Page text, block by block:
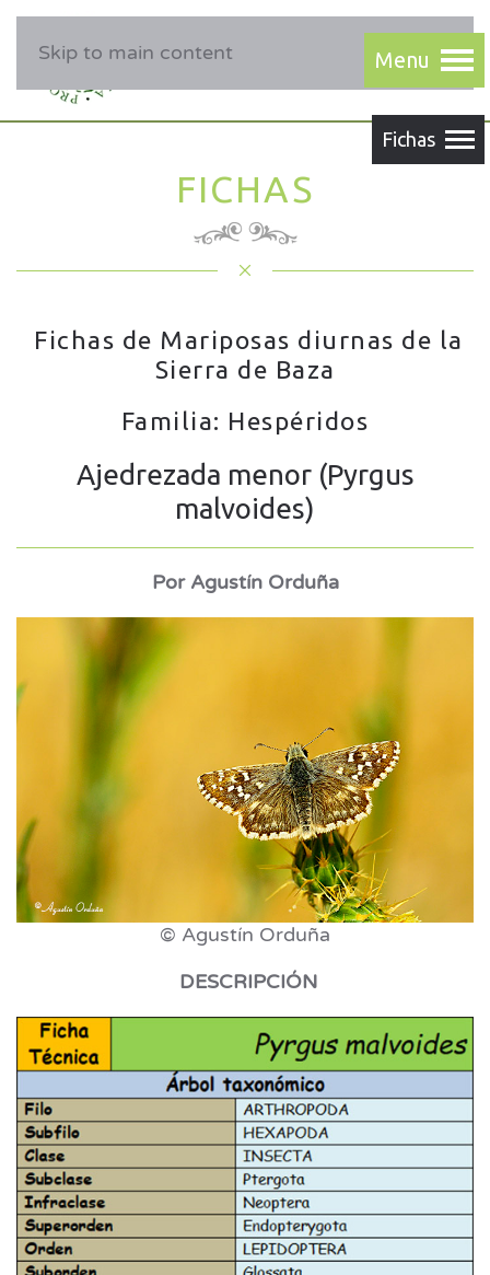
Skip to main content
FICHAS
Fichas de Mariposas diurnas de la
Sierra de Baza
Familia: Hespéridos
Ajedrezada menor (Pyrgus
malvoides)
Por Agustín Orduña
© Agustín Orduña
DESCRIPCIÓN